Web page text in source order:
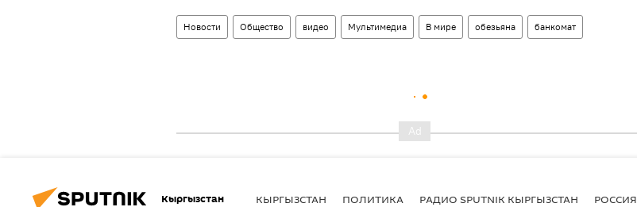
Новости Общество видео Мультимедиа В мире обезьяна банкомат
Кыргызстан КЫРГЫЗСТАН ПОЛИТИКА РАДИО SPUTNIK КЫРГЫЗСТАН РОССИЯ